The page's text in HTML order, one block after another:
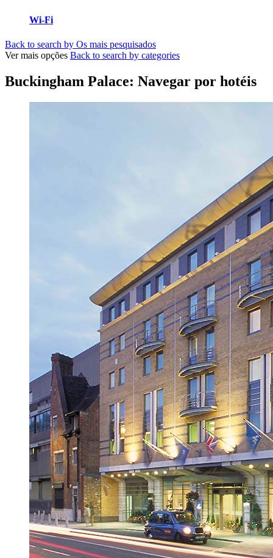
Wi-Fi
Back to search by Os mais pesquisados
Ver mais opções Back to search by categories
Buckingham Palace: Navegar por hotéis